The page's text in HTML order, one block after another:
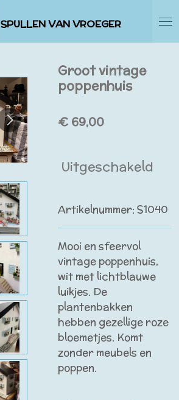
SPULLEN VAN VROEGER
Groot vintage
poppenhuis
€ 69,00
Uitgeschakeld
Artikelnummer: S1040
Mooi en sfeervol
vintage poppenhuis,
wit met lichtblauwe
luikjes. De
plantenbakken
hebben gezellige roze
bloemetjes. Komt
zonder meubels en
poppen.